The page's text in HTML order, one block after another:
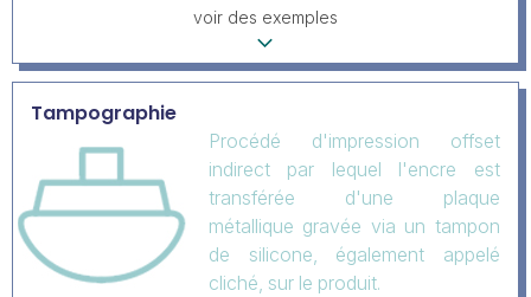
voir des exemples
Tampographie
Procédé d'impression offset
indirect par lequel l'encre est
transférée d'une plaque
métallique gravée via un tampon
de silicone, également appelé
cliché, sur le produit.